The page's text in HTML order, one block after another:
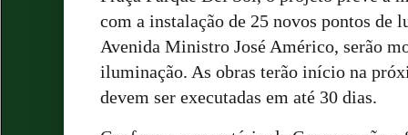
com a instalação de 25 novos pontos de
Avenida Ministro José Américo, serão
iluminação. As obras terão início na
devem ser executadas em até 30 dias.